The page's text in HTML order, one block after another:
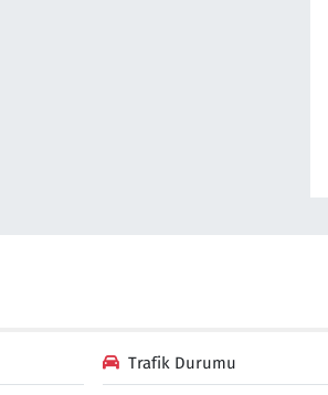
Trafik Durumu